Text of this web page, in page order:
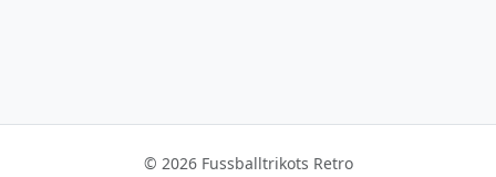
© 2026 Fussballtrikots Retro